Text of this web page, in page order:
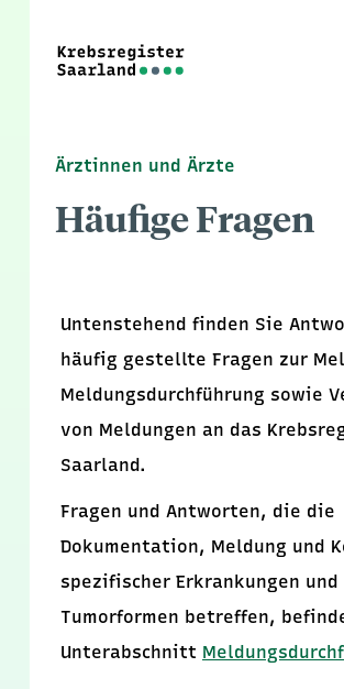
Ärztinnen und Ärzte
Häufige Fragen
Untenstehend finden Sie
häufig gestellte Fragen zur
Meldungsdurchführung sowie
von Meldungen an das
Saarland.
Fragen und Antworten, die die
Dokumentation, Meldung und
spezifischer Erkrankungen und
Tumorformen betreffen,
Unterabschnitt